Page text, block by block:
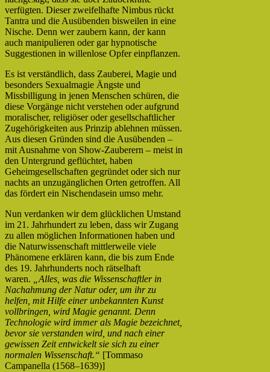
verfügten. Dieser zweifelhafte Nimbus rückt
Tantra und die Ausübenden bisweilen in eine
Nische. Denn wer zaubern kann, der kann
auch manipulieren oder gar hypnotische
Suggestionen in willenlose Opfer einpflanzen.
Es ist verständlich, dass Zauberei, Magie und
besonders Sexualmagie Ängste und
Missbilligung in jenen Menschen schüren, die
diese Vorgänge nicht verstehen oder aufgrund
moralischer, religiöser oder gesellschaftlicher
Zugehörigkeiten aus Prinzip ablehnen müssen.
Aus diesen Gründen sind die Ausübenden –
mit Ausnahme von Show-Zauberern – meist in
den Untergrund geflüchtet, haben
Geheimgesellschaften gegründet oder sich nur
nachts an unzugänglichen Orten getroffen. All
das fördert ein Nischendasein umso mehr.
Nun verdanken wir dem glücklichen Umstand
im 21. Jahrhundert zu leben, dass wir Zugang
zu allen möglichen Informationen haben und
die Naturwissenschaft mittlerweile viele
Phänomene erklären kann, die bis zum Ende
des 19. Jahrhunderts noch rätselhaft
waren. „Alles, was die Wissenschaftler in
Nachahmung der Natur oder, um ihr zu
helfen, mit Hilfe einer unbekannten Kunst
vollbringen, wird Magie genannt. Denn
Technologie wird immer als Magie bezeichnet,
bevor sie verstanden wird, und nach einer
gewissen Zeit entwickelt sie sich zu einer
normalen Wissenschaft.“ [Tommaso
Campanella (1568–1639)]